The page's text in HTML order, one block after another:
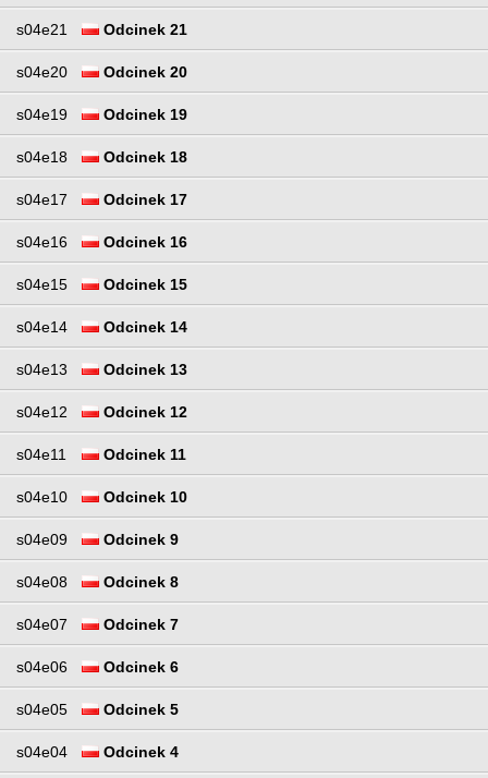
s04e21 Odcinek 21
s04e20 Odcinek 20
s04e19 Odcinek 19
s04e18 Odcinek 18
s04e17 Odcinek 17
s04e16 Odcinek 16
s04e15 Odcinek 15
s04e14 Odcinek 14
s04e13 Odcinek 13
s04e12 Odcinek 12
s04e11 Odcinek 11
s04e10 Odcinek 10
s04e09 Odcinek 9
s04e08 Odcinek 8
s04e07 Odcinek 7
s04e06 Odcinek 6
s04e05 Odcinek 5
s04e04 Odcinek 4